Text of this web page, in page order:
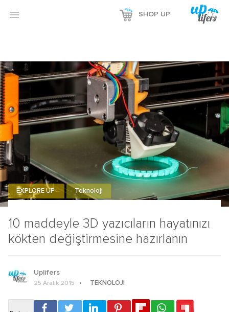
 SHOP UP
10 maddeyle 3D yazıcıların hayatınızı
kökten değiştirmesine hazırlanın
EXPLORE UP Teknoloji
Uplifers
25 Aralık 2015 TEKNOLOJI